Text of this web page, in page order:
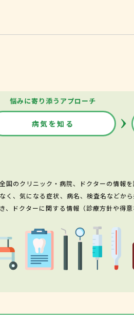
悩みに寄り添うアプローチ
病気を知る
のクリニック・病院、ドクターの情報
、気になる症状、病名、検査名などか
、ドクターに関する情報（診療方針や得意